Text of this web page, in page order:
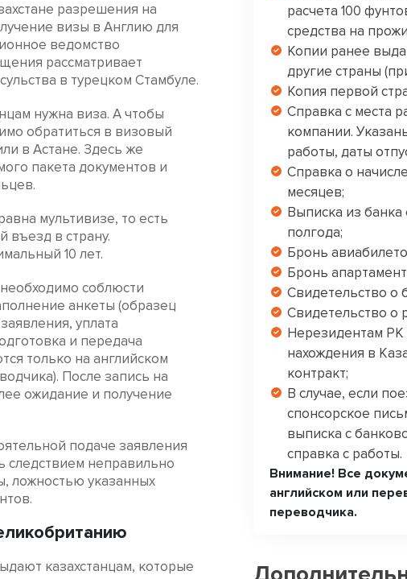
разрешения на
визы в Англию для
ведомство
рассматривает
в турецком Стамбуле.
нужна виза. А чтобы
обратиться в визовый
в Астане. Здесь же
пакета документов и
мультивизе, то есть
въезд в страну.
10 лет.
соблюсти
анкеты (образец
уплата
и передача
только на английском
После запись на
ожидание и получение
подаче заявления
следствием неправильно
ложностью указанных
казахстанцам, которые
расчета 100
средства на
Копии ранее
другие страны
Копия первой
Справка с места
компании.
работы, даты
Справка о
месяцев;
Выписка из
полгода;
Бронь
Бронь
Свидетельство о
Свидетельство о
Нерезидентам РК
нахождения в
контракт;
В случае, если
спонсорское
выписка с
справка с работы.
Внимание! Все
английском или
переводчика.